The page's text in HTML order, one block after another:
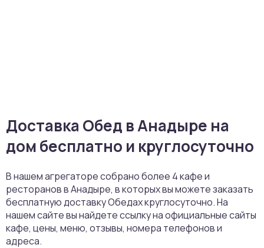
Доставка Обед в Анадыре на
дом бесплатно и круглосуточно
В нашем агрегаторе собрано более 4 кафе и
ресторанов в Анадыре, в которых вы можете заказать
бесплатную доставку Обедах круглосуточно. На
нашем сайте вы найдете ссылку на официальные сайты
кафе, цены, меню, отзывы, номера телефонов и
адреса.